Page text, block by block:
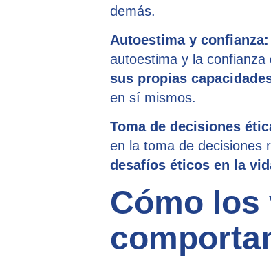
demás.
Autoestima y confianza:
autoestima y la
sus propias
en sí mismos.
Toma de decisiones
en la toma de decisiones
desafíos éticos en la
Cómo los